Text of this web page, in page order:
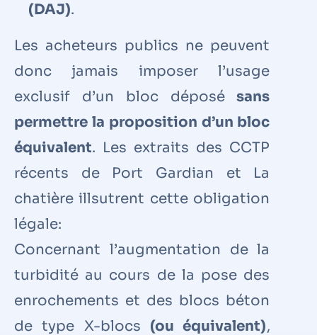
(DAJ).
Les acheteurs publics ne peuvent
donc jamais imposer l’usage
exclusif d’un bloc déposésans
permettre la proposition d’un bloc
équivalent. Les extraits des CCTP
récents de Port Gardian et La
chatière illsutrent cette obligation
légale:
Concernant l’augmentation de la
turbidité au cours de la pose des
enrochements et des blocs béton
de type X-blocs (ou équivalent),